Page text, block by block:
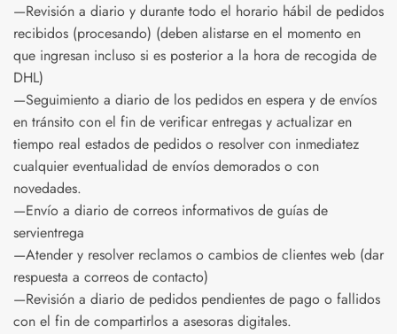
—Revisión a diario y durante todo el horario hábil de pedidos
recibidos (procesando) (deben alistarse en el momento en
que ingresan incluso si es posterior a la hora de recogida de
DHL)
—Seguimiento a diario de los pedidos en espera y de envíos
en tránsito con el fin de verificar entregas y actualizar en
tiempo real estados de pedidos o resolver con inmediatez
cualquier eventualidad de envíos demorados o con
novedades.
—Envío a diario de correos informativos de guías de
servientrega
—Atender y resolver reclamos o cambios de clientes web (dar
respuesta a correos de contacto)
—Revisión a diario de pedidos pendientes de pago o fallidos
con el fin de compartirlos a asesoras digitales.